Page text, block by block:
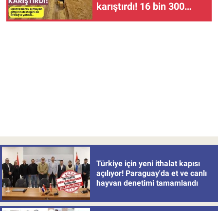
karıştırdı! 16 bin 300
çiftçi mağdur oldu!
Türkiye için yeni ithalat kapısı
açılıyor! Paraguay'da et ve canlı
hayvan denetimi tamamlandı